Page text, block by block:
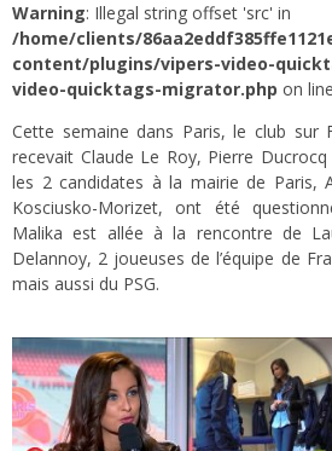
Warning: Illegal string offset 'src' in
/home/clients/
content/plugins/vipers-video-
video-quicktags-migrator.php on line
Cette semaine dans Paris, le club sur
recevait Claude Le Roy, Pierre
les 2 candidates à la mairie de Paris,
Kosciusko-Morizet, ont été
Malika est allée à la rencontre de
Delannoy, 2 joueuses de l’équipe de
mais aussi du PSG.